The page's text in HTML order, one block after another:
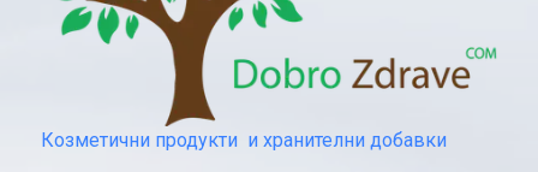
Козметични продукти и хранителни добавки